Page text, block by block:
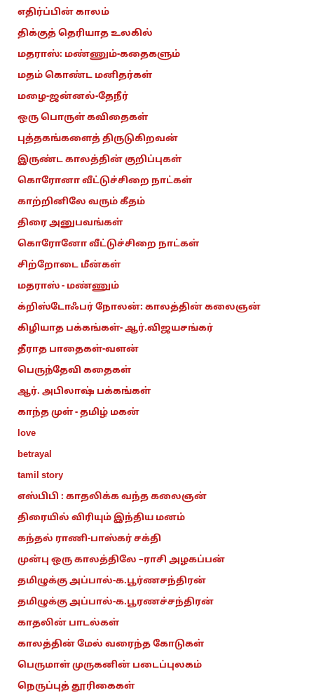
எதிர்ப்பின் காலம்
திக்குத் தெரியாத உலகில்
மதராஸ்: மண்ணும்-கதைகளும்
மதம் கொண்ட மனிதர்கள்
மழை-ஜன்னல்-தேநீர்
ஒரு பொருள் கவிதைகள்
புத்தகங்களைத் திருடுகிறவன்
இருண்ட காலத்தின் குறிப்புகள்
கொரோனா வீட்டுச்சிறை நாட்கள்
காற்றினிலே வரும் கீதம்
திரை அனுபவங்கள்
கொரோனோ வீட்டுச்சிறை நாட்கள்
சிற்றோடை மீன்கள்
மதராஸ் - மண்ணும்
க்றிஸ்டோஃபர் நோலன்: காலத்தின் கலைஞன்
கிழியாத பக்கங்கள்- ஆர்.விஜயசங்கர்
தீராத பாதைகள்-வளன்
பெருந்தேவி கதைகள்
ஆர். அபிலாஷ் பக்கங்கள்
காந்த முள் - தமிழ் மகன்
love
betrayal
tamil story
எஸ்பிபி : காதலிக்க வந்த கலைஞன்
திரையில் விரியும் இந்திய மனம்
கந்தல் ராணி-பாஸ்கர் சக்தி
முன்பு ஒரு காலத்திலே –ராசி அழகப்பன்
தமிழுக்கு அப்பால்-க.பூர்ணசந்திரன்
தமிழுக்கு அப்பால்-க.பூரணச்சந்திரன்
காதலின் பாடல்கள்
காலத்தின் மேல் வரைந்த கோடுகள்
பெருமாள் முருகனின் படைப்புலகம்
நெருப்புத் தூரிகைகள்